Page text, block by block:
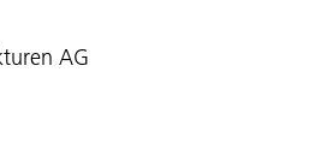
AG